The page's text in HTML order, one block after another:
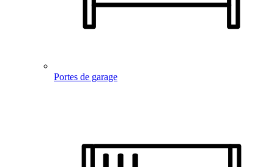
Portes de garage